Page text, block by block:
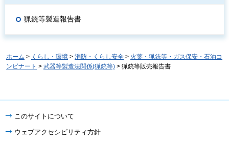
猟銃等製造報告書
ホーム > くらし・環境 > 消防・くらし安全 > 火薬・猟銃等・ガス保安・石油コ
ンビナート > 武器等製造法関係(猟銃等) > 猟銃等販売報告書
このサイトについて
ウェブアクセシビリティ方針